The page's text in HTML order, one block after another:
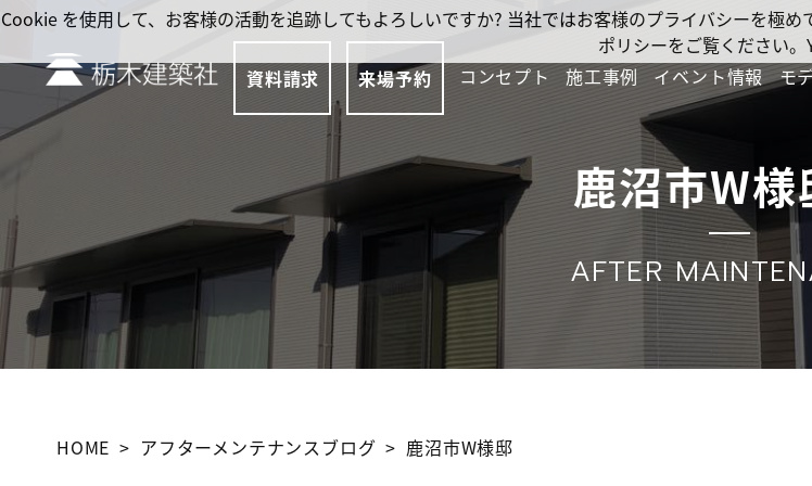
資料請求 来場予約 コンセプト 施工事例 イベント情報 モ
鹿沼市W
AFTER
HOME アフターメンテナンスブログ 鹿沼市W様邸
Cookie を使用して、お客様の活動を追跡してもよろしいですか? 当社ではお客様のプライバシーを極
ポリシーをご覧ください。